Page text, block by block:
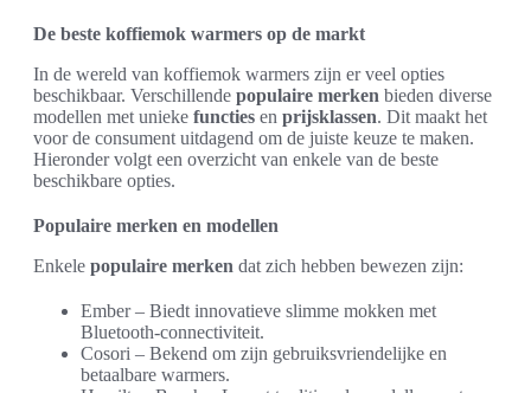
De beste koffiemok warmers op de markt
In de wereld van koffiemok warmers zijn er veel opties
beschikbaar. Verschillende populaire merken bieden diverse
modellen met unieke functies en prijsklassen. Dit maakt het
voor de consument uitdagend om de juiste keuze te maken.
Hieronder volgt een overzicht van enkele van de beste
beschikbare opties.
Populaire merken en modellen
Enkele populaire merken dat zich hebben bewezen zijn:
Ember – Biedt innovatieve slimme mokken met
Bluetooth-connectiviteit.
Cosori – Bekend om zijn gebruiksvriendelijke en
betaalbare warmers.